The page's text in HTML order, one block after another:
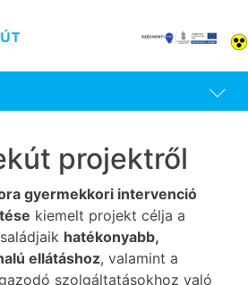
projektről
gyermekkori intervenció
kiemelt projekt célja a
hatékonyabb,
ellátáshoz, valamint a
szolgáltatásokhoz való